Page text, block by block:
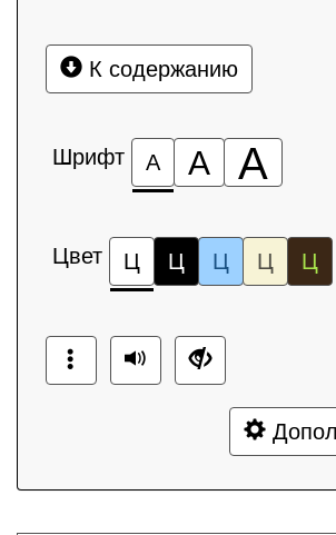
К содержанию
Шрифт А А А
Цвет Ц Ц Ц Ц Ц